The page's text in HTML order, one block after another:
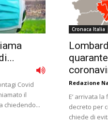
Covid
il
chiedendo...
Cronaca Italia
Redazione
E’ arrivata
decreto per
chiede di